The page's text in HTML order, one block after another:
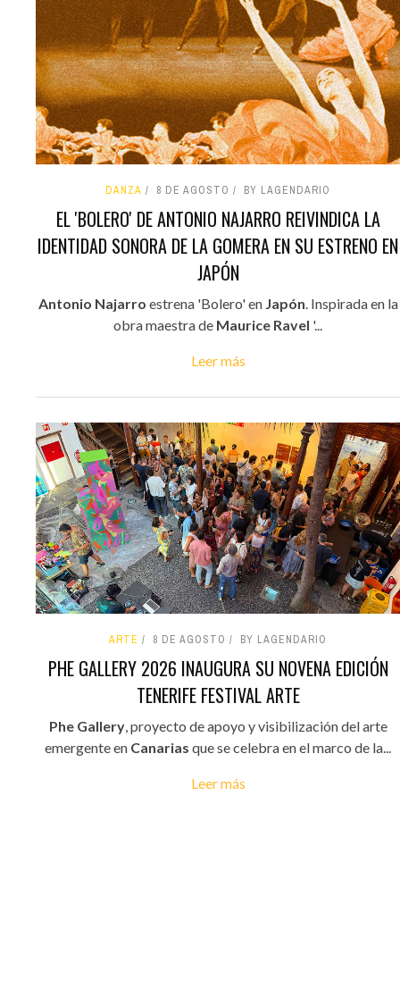
DANZA 8 DE AGOSTO BY LAGENDARIO
EL 'BOLERO' DE ANTONIO NAJARRO REIVINDICA LA
IDENTIDAD SONORA DE LA GOMERA EN SU ESTRENO EN
JAPÓN
Antonio Najarro estrena 'Bolero' en Japón. Inspirada en la
obra maestra de Maurice Ravel '...
Leer más
ARTE 8 DE AGOSTO BY LAGENDARIO
PHE GALLERY 2026 INAUGURA SU NOVENA EDICIÓN
TENERIFE FESTIVAL ARTE
Phe Gallery, proyecto de apoyo y visibilización del arte
emergente en Canarias que se celebra en el marco de la...
Leer más